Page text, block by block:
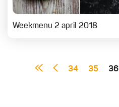
Weekmenu 2 april 2018
34 35 36